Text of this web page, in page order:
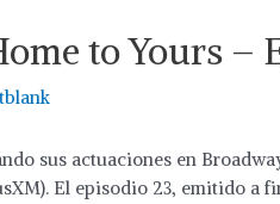
to Yours –
sus actuaciones en
El episodio 23, emitido a